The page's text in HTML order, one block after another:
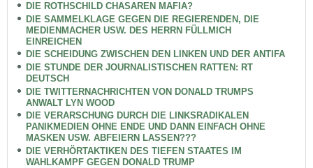
DIE ROTHSCHILD CHASAREN MAFIA?
DIE SAMMELKLAGE GEGEN DIE REGIERENDEN, DIE
MEDIENMACHER USW. DES HERRN FÜLLMICH
EINREICHEN
DIE SCHEIDUNG ZWISCHEN DEN LINKEN UND DER ANTIFA
DIE STUNDE DER JOURNALISTISCHEN RATTEN: RT
DEUTSCH
DIE TWITTERNACHRICHTEN VON DONALD TRUMPS
ANWALT LYN WOOD
DIE VERARSCHUNG DURCH DIE LINKSRADIKALEN
PANIKMEDIEN OHNE ENDE UND DANN EINFACH OHNE
MASKEN USW. ABFEIERN LASSEN???
DIE VERHÖRTAKTIKEN DES TIEFEN STAATES IM
WAHLKAMPF GEGEN DONALD TRUMP